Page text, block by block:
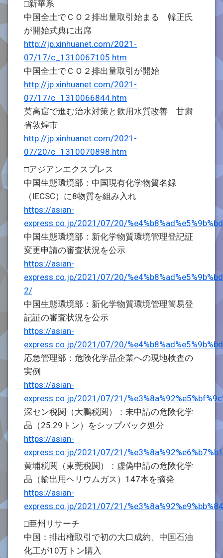
□新華系
中国全土でＣＯ２排出量取引始まる 韓正氏
が開始式典に出席
http://jp.xinhuanet.com/2021-
07/17/c_1310067105.htm
中国全土でＣＯ２排出量取引が開始
http://jp.xinhuanet.com/2021-
07/17/c_1310066844.htm
莫高窟で進む治水対策と飲用水質改善 甘粛
省敦煌市
http://jp.xinhuanet.com/2021-
07/20/c_1310070898.htm
□アジアンエクスプレス
中国生態環境部：中国現有化学物質名録
（IECSC）に8物質を組み入れ
https://asian-
express.co.jp/2021/07/20/
中国生態環境部：新化学物質環境管理登記証
変更申請の審査状況を公示
https://asian-
express.co.jp/2021/07/20/
2/
中国生態環境部：新化学物質環境管理簡易登
記証の審査状況を公示
https://asian-
express.co.jp/2021/07/20/
応急管理部：危険化学品企業への現地検査の
実例
https://asian-
express.co.jp/2021/07/21/
深セン税関（大鵬税関）：未申請の危険化学
品（25.29トン）をシップバック処分
https://asian-
express.co.jp/2021/07/21/
黄埔税関（東莞税関）：虚偽申請の危険化学
品（輸出用ヘリウムガス）147本を摘発
https://asian-
express.co.jp/2021/07/21/
□亜州リサーチ
中国：排出権取引で初の大口成約、中国石油
化工が10万トン購入